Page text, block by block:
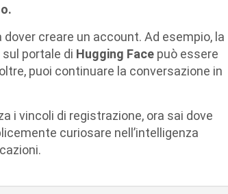
creare un account. Ad esempio, la
portale di Hugging Face può essere
puoi continuare la conversazione in
i vincoli di registrazione, ora sai dove
curiosare nell’intelligenza